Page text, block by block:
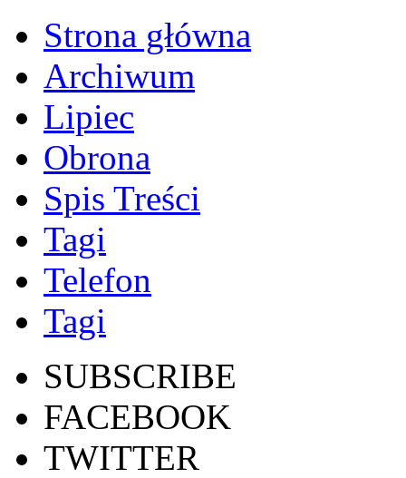
Strona główna
Archiwum
Lipiec
Obrona
Spis Treści
Tagi
Telefon
Tagi
SUBSCRIBE
FACEBOOK
TWITTER